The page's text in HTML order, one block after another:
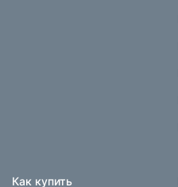
Как купить